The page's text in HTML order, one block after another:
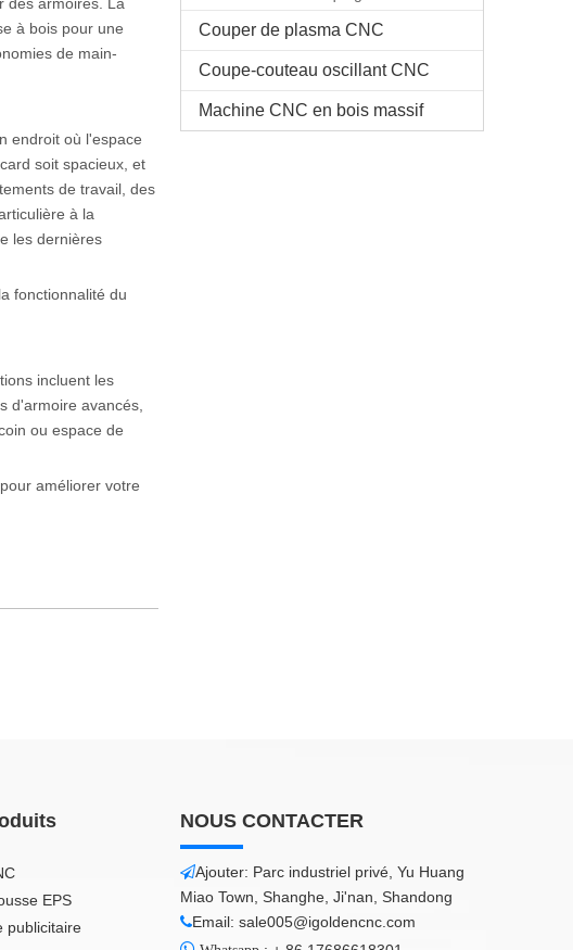
à bois pour une
de main-
endroit où l'espace
soit spacieux, et
de travail, des
à la
les dernières
fonctionnalité du
incluent les
d'armoire avancés,
ou espace de
améliorer votre
Couper de plasma CNC
Coupe-couteau oscillant CNC
Machine CNC en bois massif
EPS
publicitaire
NOUS CONTACTER
Ajouter: Parc industriel privé, Yu Huang
Miao Town, Shanghe, Ji'nan, Shandong
Email: sale005@igoldencnc.com